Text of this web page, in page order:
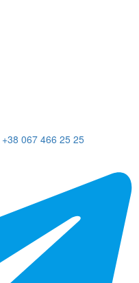
+38 067 466 25 25